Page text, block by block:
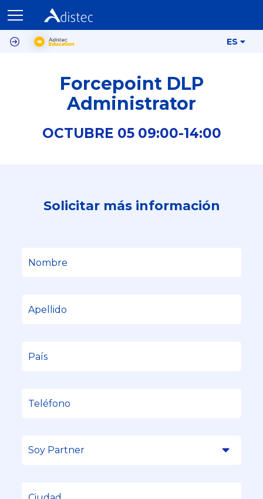
ES
Forcepoint DLP
Administrator
OCTUBRE 05 09:00-14:00
Solicitar más información